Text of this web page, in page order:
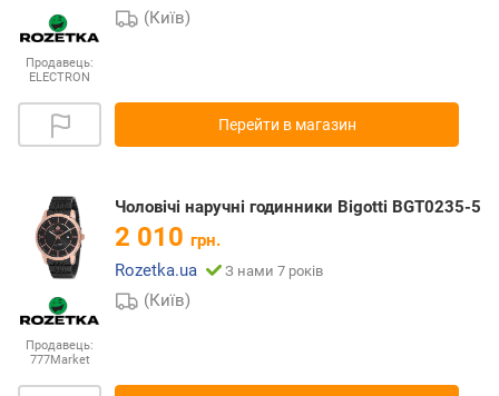
Продавець:
ELECTRON
(Київ)
Перейти в магазин
Продавець:
777Market
Чоловічі наручні годинники Bigotti BGT0235-5
2 010 грн.
Rozetka.ua
З нами 7 років
(Київ)